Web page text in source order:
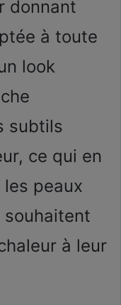
donnant
à toute
look
subtils
ce qui en
peaux
souhaitent
à leur